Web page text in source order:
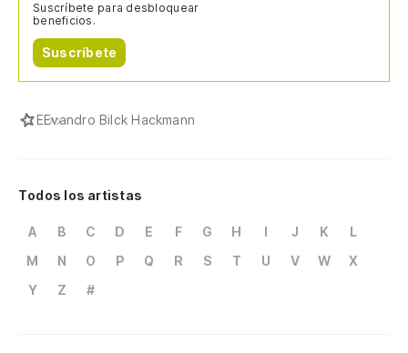
Suscríbete para desbloquear
beneficios.
Suscríbete
EEvandro Bilck Hackmann
Todos los artistas
A B C D E F G H I J K
L
M
N O P Q R S T U V W
X
Y
Z #